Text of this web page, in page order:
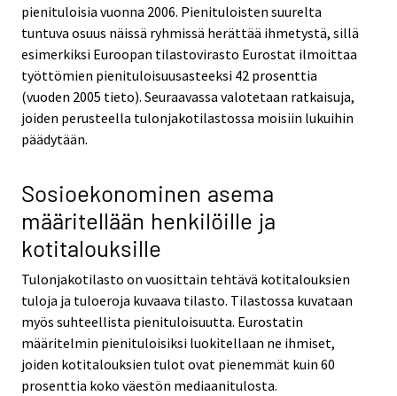
pienituloisia vuonna 2006. Pienituloisten suurelta
tuntuva osuus näissä ryhmissä herättää ihmetystä, sillä
esimerkiksi Euroopan tilastovirasto Eurostat ilmoittaa
työttömien pienituloisuusasteeksi 42 prosenttia
(vuoden 2005 tieto). Seuraavassa valotetaan ratkaisuja,
joiden perusteella tulonjakotilastossa moisiin lukuihin
päädytään.
Sosioekonominen asema
määritellään henkilöille ja
kotitalouksille
Tulonjakotilasto on vuosittain tehtävä kotitalouksien
tuloja ja tuloeroja kuvaava tilasto. Tilastossa kuvataan
myös suhteellista pienituloisuutta. Eurostatin
määritelmin pienituloisiksi luokitellaan ne ihmiset,
joiden kotitalouksien tulot ovat pienemmät kuin 60
prosenttia koko väestön mediaanitulosta.